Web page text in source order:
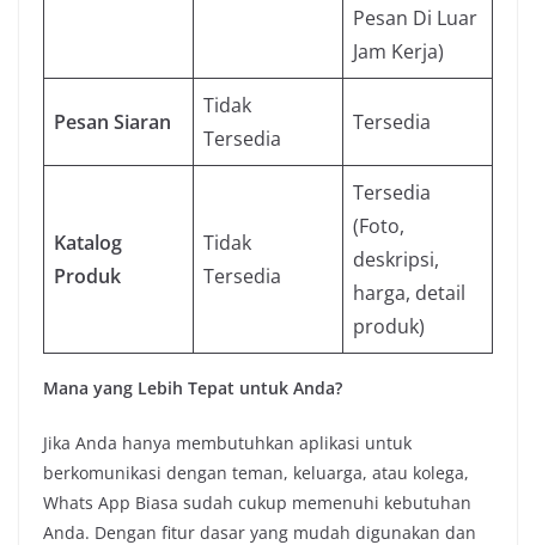
Pesan Di Luar
Jam Kerja)
Pesan Siaran
Tidak
Tersedia
Tersedia
Katalog
Produk
Tidak
Tersedia
Tersedia
(Foto,
deskripsi,
harga, detail
produk)
Mana yang Lebih Tepat untuk Anda?
Jika Anda hanya membutuhkan aplikasi untuk
berkomunikasi dengan teman, keluarga, atau kolega,
Whats App Biasa sudah cukup memenuhi kebutuhan
Anda. Dengan fitur dasar yang mudah digunakan dan